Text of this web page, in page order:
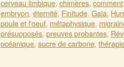
cerveau limbique, chimères, comment
embryon, éternité, Finitude, Gaia,
poule et l'oeuf, métaphysique,
présupposés, preuves probantes,
océanique, sucre de carbone,